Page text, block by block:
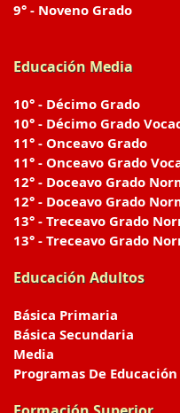
9° - Noveno Grado
Educación Media
10° - Décimo Grado
10° - Décimo Grado
11° - Onceavo Grado
11° - Onceavo Grado
12° - Doceavo Grado
12° - Doceavo Grado
13° - Treceavo Grado
13° - Treceavo Grado
Educación Adultos
Básica Primaria
Básica Secundaria
Media
Programas De